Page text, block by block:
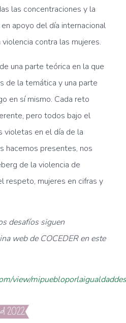
las concentraciones y la
apoyo del día internacional
contra las mujeres.
una parte teórica en la que
de la temática y una parte
en sí mismo. Cada reto
pero todos bajo el
violetas en el día de la
hacemos presentes, nos
de la violencia de
respeto, mujeres en cifras y
desafíos siguen
web de COCEDER en este
view/